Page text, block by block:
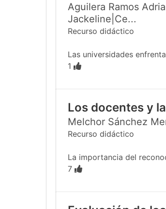
Aguilera Ramos
Jackeline|Ce...
Recurso didáctico
Las universidades
1
Los docentes y
Melchor Sánchez
Recurso didáctico
La importancia del
7